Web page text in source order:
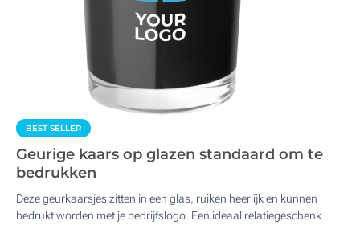
BEST SELLER
Geurige kaars op glazen standaard om te
bedrukken
Deze geurkaarsjes zitten in een glas, ruiken heerlijk en kunnen
bedrukt worden met je bedrijfslogo. Een ideaal relatiegeschenk